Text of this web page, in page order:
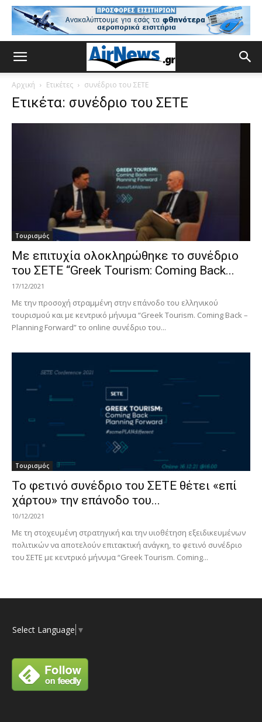
Αρχική Ετικέτες συνέδριο του ΣΕΤΕ
Ετικέτα: συνέδριο του ΣΕΤΕ
Τουρισμός
Με επιτυχία ολοκληρώθηκε το συνέδριο
του ΣΕΤΕ “Greek Tourism: Coming Back...
17/12/2021
Με την προσοχή στραμμένη στην επάνοδο του ελληνικού
τουρισμού και με κεντρικό μήνυμα “Greek Tourism. Coming Back –
Planning Forward” το online συνέδριο του...
Τουρισμός
Το φετινό συνέδριο του ΣΕΤΕ θέτει «επί
χάρτου» την επάνοδο του...
10/12/2021
Με τη στοχευμένη στρατηγική και την υιοθέτηση εξειδικευμένων
πολιτικών να αποτελούν επιτακτική ανάγκη, το φετινό συνέδριο
του ΣΕΤΕ με κεντρικό μήνυμα “Greek Tourism. Coming...
Select Language ▼